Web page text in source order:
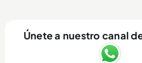
Únete a nuestro canal